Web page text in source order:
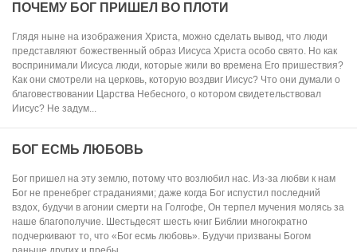
ПОЧЕМУ БОГ ПРИШЕЛ ВО ПЛОТИ
Глядя ныне на изображения Христа, можно сделать вывод, что люди
представляют божественный образ Иисуса Христа особо свято. Но как
воспринимали Иисуса люди, которые жили во времена Его пришествия?
Как они смотрели на церковь, которую воздвиг Иисус? Что они думали о
благовествовании Царства Небесного, о котором свидетельствовал
Иисус? Не задум...
БОГ ЕСМЬ ЛЮБОВЬ
Бог пришел на эту землю, потому что возлюбил нас. Из-за любви к нам
Бог не пренебрег страданиями; даже когда Бог испустил последний
вздох, будучи в агонии смерти на Голгофе, Он терпел мучения молясь за
наше благополучие. Шестьдесят шесть книг Библии многократно
подчеркивают то, что «Бог есмь любовь». Будучи призваны Богом